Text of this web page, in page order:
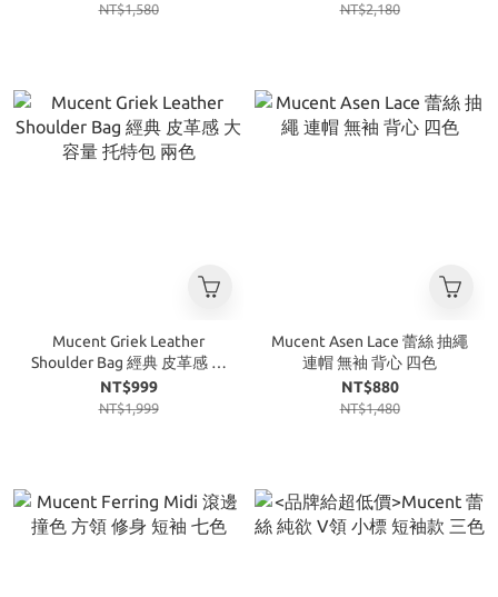
NT$1,580 NT$2,180
Mucent Griek Leather
Shoulder Bag 經典 皮革感 大
容量 托特包 兩色
NT$999
NT$1,999
Mucent Asen Lace 蕾絲 抽繩
連帽 無袖 背心 四色
NT$880
NT$1,480